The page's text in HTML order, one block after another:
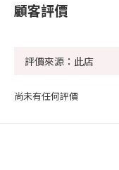
顧客評價
尚未有任何評價